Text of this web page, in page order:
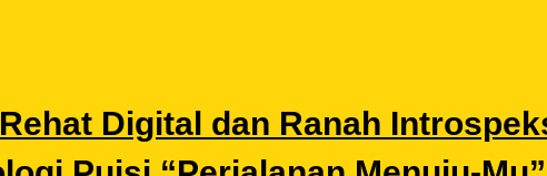
Digital dan Ranah